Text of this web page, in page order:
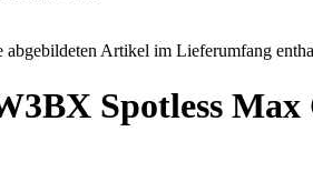
Artikel im Lieferumfang
Spotless Max